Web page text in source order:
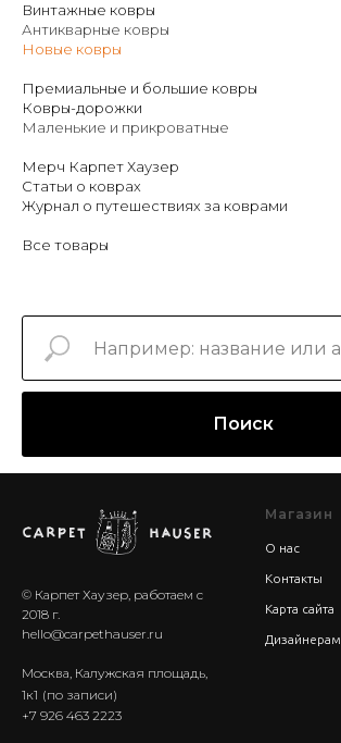
Винтажные ковры
Антикварные ковры
Новые ковры
Премиальные и большие ковры
Ковры-дорожки
Маленькие и прикроватные
Мерч Карпет Хаузер
Статьи о коврах
Журнал о путешествиях за коврами
Все товары
Поиск
© Карпет Хаузер, работаем с
2018 г.
hello@carpethauser.ru
Москва, Калужская площадь,
1к1 (по записи)
+7 926 463 2223
Магазин
О нас
Контакты
Карта сайта
Дизайнерам